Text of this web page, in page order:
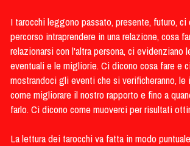
I tarocchi leggono passato, presente, futuro, ci
percorso intraprendere in una relazione, cosa
relazionarsi con l'altra persona, ci evidenziano
eventuali e le migliorie. Ci dicono cosa fare e
mostrandoci gli eventi che si verificheranno, le
come migliorare il nostro rapporto e fino a
farlo. Ci dicono come muoverci per risultati
La lettura dei tarocchi va fatta in modo